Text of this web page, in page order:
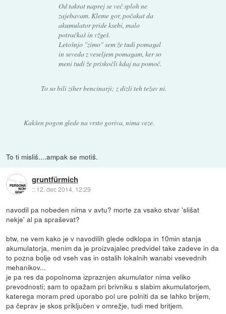
Od takrat naprej se več sploh ne
zajebavam. Kleme gor, počakat da
akumulator pride ksebi, malo
potračkaš in vžgeš.
Letošnjo "zimo" sem že tudi pomagal
in seveda z veseljem pomagam, ker so
meni tudi že priskočli kdaj na pomoč.
To so bili ziher bencinarji; z dizli teh težav ni.
Kakšen pogon glede na vrsto goriva, nima veze.
To ti misliš....ampak se motiš.
gruntfürmich
:: 12. dec 2014, 12:29
navodil pa nobeden nima v avtu? morte za vsako stvar 'slišat
nekje' al pa spraševat?
btw, ne vem kako je v navodilih glede odklopa in 10min stanja
akumulatorja, menim da je proizvajalec predvidel take zadeve in da
to pozna bolje od vseh vas in ostalih lokalnih wanabi vsevednih
mehanikov...
je pa res da popolnoma izpraznjen akumulator nima veliko
prevodnosti; sam to opažam pri brivniku s slabim akumulatorjem,
katerega moram pred uporabo pol ure polniti da se lahko brijem,
pa čeprav je skos priključen v omrežje, tudi med britjem.